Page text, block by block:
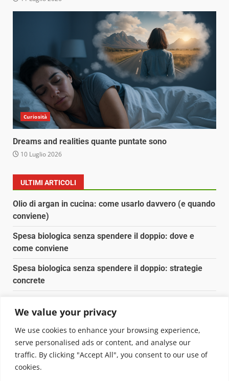
We value your privacy
We use cookies to enhance your browsing experience,
serve personalised ads or content, and analyse our
traffic. By clicking "Accept All", you consent to our use of
cookies.
Curiosità
Dreams and realities quante puntate sono
10 Luglio 2026
ULTIMI ARTICOLI
Olio di argan in cucina: come usarlo davvero (e quando
conviene)
Spesa biologica senza spendere il doppio: dove e
come conviene
Spesa biologica senza spendere il doppio: strategie
concrete
Pulizia naturale della casa: 3 ingredienti che
sostituiscono 10 prodotti chimici
Copyright © 2025 Biopianeta.it proprietà di Jws Media